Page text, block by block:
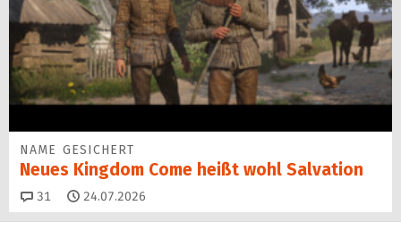
NAME GESICHERT
Neues Kingdom Come heißt wohl Salvation
31 Kommentare
24.07.2026